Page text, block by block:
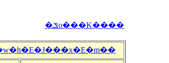
�ݏo���K����